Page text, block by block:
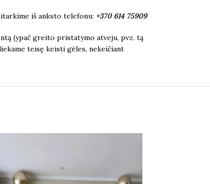
iš anksto telefonu: +370 614 75909
(ypač greito pristatymo atveju, pvz. tą
teisę keisti gėles, nekeičiant